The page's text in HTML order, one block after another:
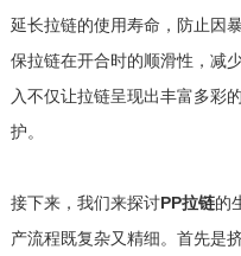
延长拉链的使用寿命，防止因
保拉链在开合时的顺滑性，减
入不仅让拉链呈现出丰富多彩
护。
接下来，我们来探讨PP拉链的
产流程既复杂又精细。首先是